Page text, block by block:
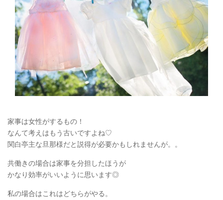
家事は女性がするもの！
なんて考えはもう古いですよね♡
関白亭主な旦那様だと説得が必要かもしれませんが。。
共働きの場合は家事を分担したほうが
かなり効率がいいように思います◎
私の場合はこれはどちらがやる。